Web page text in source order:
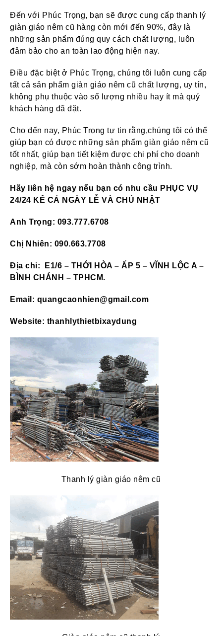
Đến với Phúc Trọng, bạn sẽ được cung cấp thanh lý
giàn giáo nêm cũ hàng còn mới đến 90%, đây là
những sản phẩm đúng quy cách chất lượng, luôn
đảm bảo cho an toàn lao động hiện nay.
Điều đặc biệt ở Phúc Trọng, chúng tôi luôn cung cấp
tất cả sản phẩm giàn giáo nêm cũ chất lượng, uy tín,
không phụ thuộc vào số lượng nhiều hay ít mà quý
khách hàng đã đặt.
Cho đến nay, Phúc Trọng tự tin rằng,chúng tôi có thể
giúp bạn có được những sản phẩm giàn giáo nêm cũ
tốt nhất, giúp bạn tiết kiệm được chi phí cho doanh
nghiệp, mà còn sớm hoàn thành công trình.
Hãy liên hệ ngay nếu bạn có nhu cầu PHỤC VỤ
24/24 KỂ CẢ NGÀY LỄ VÀ CHỦ NHẬT
Anh Trọng: 093.777.6708
Chị Nhiên: 090.663.7708
Địa chỉ: E1/6 – THỚI HÒA – ẤP 5 – VĨNH LỘC A –
BÌNH CHÁNH – TPHCM.
Email: quangcaonhien@gmail.com
Website: thanhlythietbixaydung
Thanh lý giàn giáo nêm cũ